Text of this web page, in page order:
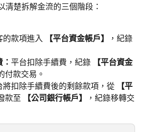
清楚拆解金流的三個階段：
的款項進入 【平台資金帳戶】
，紀錄
平台扣除手續費，紀錄
【平台資金
付款交易。
將扣除手續費後的剩餘款項，從
【平
款至 【公司銀行帳戶】
，紀錄移轉交